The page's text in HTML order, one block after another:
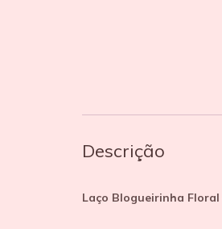
Descrição
Laço Blogueirinha Floral